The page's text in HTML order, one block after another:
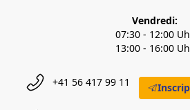
Vendredi:
07:30 - 12:00
13:00 - 16:00
+41 56 417 99 11